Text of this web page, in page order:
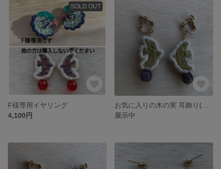
SOLD OUT
F様専用イヤリング
4,100円
展示中